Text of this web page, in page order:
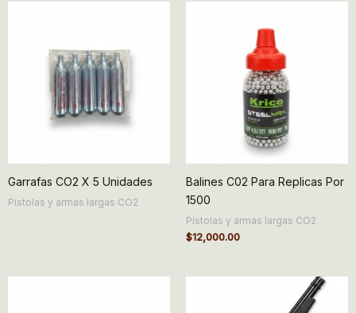
Garrafas CO2 X 5 Unidades
Pistolas y armas largas CO2
Balines C02 Para Replicas Por
1500
Pistolas y armas largas CO2
$12,000.00